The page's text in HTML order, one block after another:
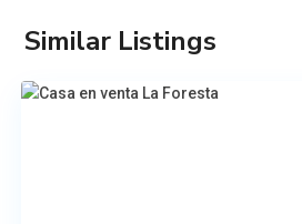
Similar Listings
El